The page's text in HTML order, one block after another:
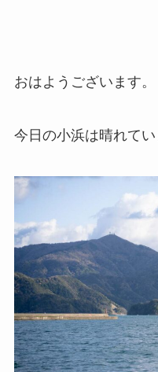
おはようございます。
今日の小浜は晴れてい